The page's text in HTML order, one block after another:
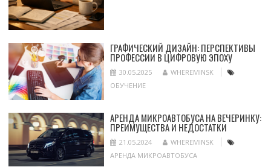
ГРАФИЧЕСКИЙ ДИЗАЙН: ПЕРСПЕКТИВЫ
ПРОФЕССИИ В ЦИФРОВУЮ ЭПОХУ
30.05.2025
WHEREMINSK
ОБУЧЕНИЕ
АРЕНДА МИКРОАВТОБУСА НА ВЕЧЕРИНКУ:
ПРЕИМУЩЕСТВА И НЕДОСТАТКИ
21.05.2024
WHEREMINSK
АРЕНДА МИКРОАВТОБУСА